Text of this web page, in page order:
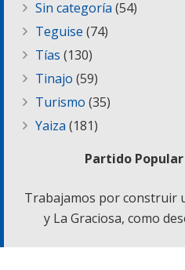
Sin categoría (54)
Teguise (74)
Tías (130)
Tinajo (59)
Turismo (35)
Yaiza (181)
Partido
Trabajamos por construir
y La Graciosa, como